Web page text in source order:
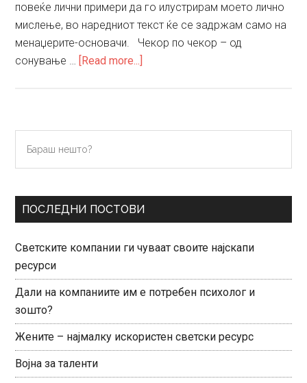
повеќе лични примери да го илустрирам моето лично
мислење, во наредниот текст ќе се задржам само на
менаџерите-основачи. Чекор по чекор – од
сонување … [Read more...]
за
развој
бизнисите
Primary
Sidebar
нешто?
ПОСЛЕДНИ ПОСТОВИ
Светските компании ги чуваат своите најскапи
ресурси
Дали на компаниите им е потребен психолог и
зошто?
Жените – најмалку искористен светски ресурс
Војна за таленти